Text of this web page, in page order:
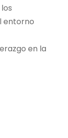
entorno
en la